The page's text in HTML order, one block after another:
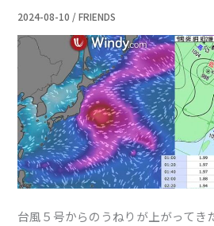
2024-08-10 /FRIENDS
台風５号からのうねりが上がってき